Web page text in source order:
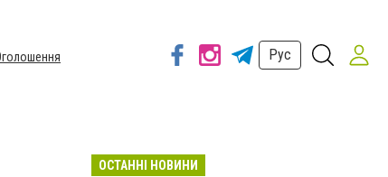
Рус
ОСТАННІ НОВИНИ